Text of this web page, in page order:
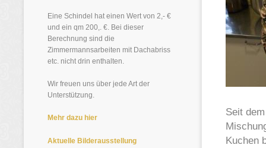
Eine Schindel hat einen Wert von 2,- €
und ein qm 200,. €. Bei dieser
Berechnung sind die
Zimmermannsarbeiten mit Dachabriss
etc. nicht drin enthalten.
Wir freuen uns über jede Art der
Unterstützung.
Mehr dazu hier
Aktuelle Bilderausstellung
Seit
Kuchen